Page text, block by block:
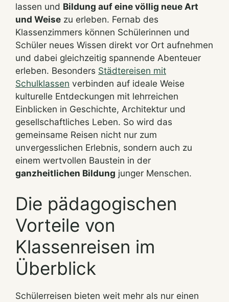
lassen und Bildung auf eine völlig neue Art
und Weise zu erleben. Fernab des
Klassenzimmers können Schülerinnen und
Schüler neues Wissen direkt vor Ort aufnehmen
und dabei gleichzeitig spannende Abenteuer
erleben. Besonders Städtereisen mit
Schulklassen verbinden auf ideale Weise
kulturelle Entdeckungen mit lehrreichen
Einblicken in Geschichte, Architektur und
gesellschaftliches Leben. So wird das
gemeinsame Reisen nicht nur zum
unvergesslichen Erlebnis, sondern auch zu
einem wertvollen Baustein in der
ganzheitlichen Bildung junger Menschen.
Die pädagogischen
Vorteile von
Klassenreisen im
Überblick
Schülerreisen bieten weit mehr als nur einen